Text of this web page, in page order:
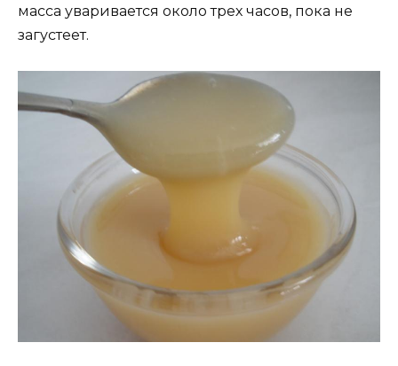
масса уваривается около трех часов, пока не
загустеет.